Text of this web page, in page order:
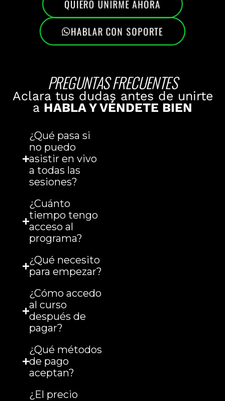
QUIERO UNIRME AHORA
HABLAR CON SOPORTE
PREGUNTAS FRECUENTES
Aclara tus dudas antes de unirte
a HABLA Y VÉNDETE BIEN
¿Qué pasa si
no puedo
asistir en vivo
a todas las
sesiones?
¿Cuánto
tiempo tengo
acceso al
programa?
¿Qué necesito
para empezar?
¿Cómo accedo
al curso
después de
pagar?
¿Qué métodos
de pago
aceptan?
¿El precio